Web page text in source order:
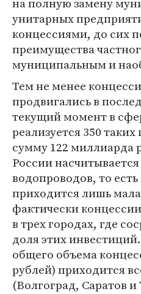
на полную замену
унитарных
концессиями, до сих
преимущества
муниципальным и
Тем не менее
продвигались в
текущий момент в
реализуется 350
сумму 122 миллиарда
России
водопроводов, то
приходится лишь
фактически
в трех городах, где
доля этих
общего объема
рублей) приходится
(Волгоград, Саратов